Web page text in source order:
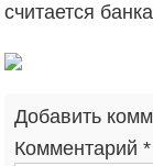
считается
Добавить
Комментарий*